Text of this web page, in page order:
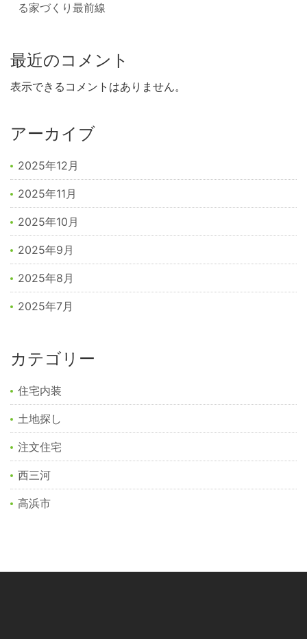
る家づくり最前線
最近のコメント
表示できるコメントはありません。
アーカイブ
2025年12月
2025年11月
2025年10月
2025年9月
2025年8月
2025年7月
カテゴリー
住宅内装
土地探し
注文住宅
西三河
高浜市